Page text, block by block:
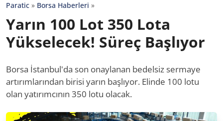
Paratic » Borsa Haberleri »
Yarın 100 Lot 350 Lota
Yükselecek! Süreç Başlıyor
Borsa İstanbul'da son onaylanan bedelsiz sermaye
artırımlarından birisi yarın başlıyor. Elinde 100 lotu
olan yatırımcının 350 lotu olacak.